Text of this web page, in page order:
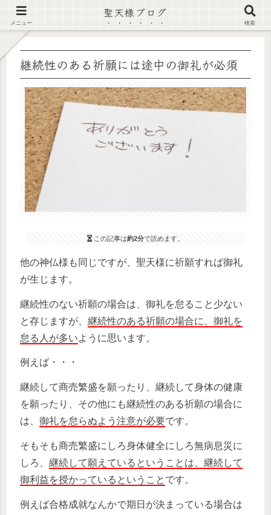
【注意喚起】偽サイト及び偽情報に注意 ▶確認する◀
継続性のある祈願には途中の御礼が必須
この記事は約2分で読めます。
他の神仏様も同じですが、聖天様に祈願すれば御礼
が生じます。
継続性のない祈願の場合は、御礼を怠ること少ない
と存じますが、 継続性のある祈願の場合に、御礼を
怠る人が多いように思います。
例えば・・・
継続して商売繁盛を願ったり、継続して身体の健康
を願ったり、その他にも継続性のある祈願の場合に
は、 御礼を怠らぬよう注意が必要です。
そもそも商売繁盛にしろ身体健全にしろ無病息災に
しろ、 継続して願えているということは、継続して
御利益を授かっているということ です。
例えば合格成就なんかで期日が決まっている場合は
メニュー
聖天様ブログ
検索